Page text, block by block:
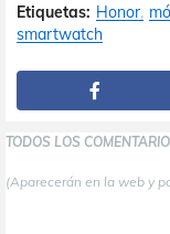
Etiquetas: Honor
smartwatch
TODOS LOS
(Aparecerán en la web y